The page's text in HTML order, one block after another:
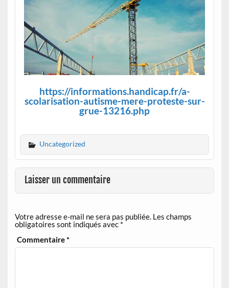
https://informations.handicap.fr/a-
scolarisation-autisme-mere-proteste-sur-
grue-13216.php
Uncategorized
Laisser un commentaire
Votre adresse e-mail ne sera pas publiée. Les champs
obligatoires sont indiqués avec *
Commentaire*